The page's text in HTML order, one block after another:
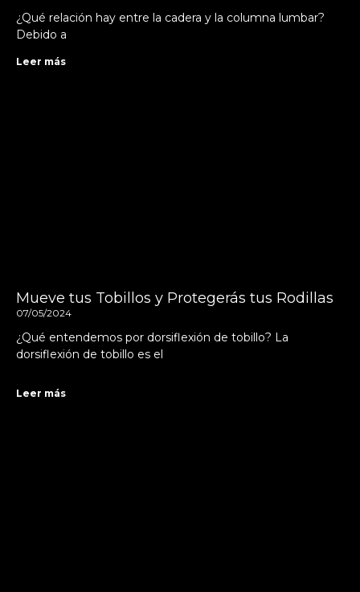
¿Qué relación hay entre la cadera y la columna lumbar?
Debido a
Leer más
Mueve tus Tobillos y Protegerás tus Rodillas
07/05/2024
¿Qué entendemos por dorsiflexión de tobillo? La
dorsiflexión de tobillo es el
Leer más